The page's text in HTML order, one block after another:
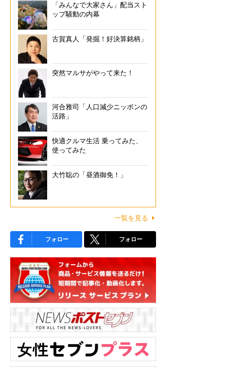
「みんなで大家さん」配当スト
ップ騒動の内幕
古賀真人「発掘！好決算銘柄」
突然マルサがやって来た！
河合雅司「人口減少ニッポンの
活路」
快適クルマ生活 乗ってみた、
使ってみた
大竹聡の「昼酒御免！」
一覧を見る
フォロー フォロー